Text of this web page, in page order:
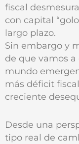
fiscal
con capital
largo plazo.
Sin embargo y
de que vamos
mundo
más déficit
creciente
Desde una
tipo real de